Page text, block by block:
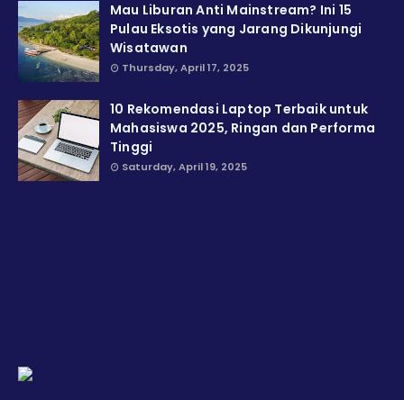
Mau Liburan Anti Mainstream? Ini 15
Pulau Eksotis yang Jarang Dikunjungi
Wisatawan
Thursday, April 17, 2025
10 Rekomendasi Laptop Terbaik untuk
Mahasiswa 2025, Ringan dan Performa
Tinggi
Saturday, April 19, 2025